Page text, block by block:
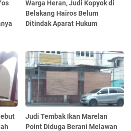
Warga Heran, Judi Kopyok di
Belakang Hairos Belum
Ditindak Aparat Hukum
Judi Tembak Ikan Marelan
Point Diduga Berani Melawan